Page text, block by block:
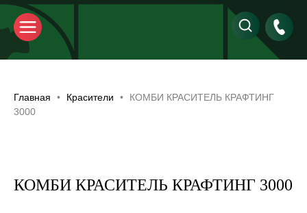
Главная Красители
КОМБИ КРАСИТЕЛЬ КРАФТИНГ
3000
КОМБИ КРАСИТЕЛЬ КРАФТИНГ 3000